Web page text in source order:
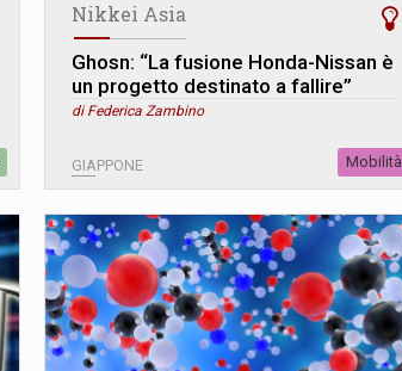
Nikkei Asia
Ghosn: “La fusione Honda-Nissan è
un progetto destinato a fallire”
di Federica Zambino
GIAPPONE Mobilità